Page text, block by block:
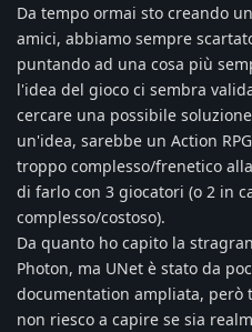
Da tempo ormai sto creando
amici, abbiamo sempre
puntando ad una cosa più
l'idea del gioco ci sembra
cercare una possibile
un'idea, sarebbe un Action
troppo complesso/frenetico
di farlo con 3 giocatori (o 2 in
complesso/costoso).
Da quanto ho capito la
Photon, ma UNet è stato da
documentation ampliata, però
non riesco a capire se sia